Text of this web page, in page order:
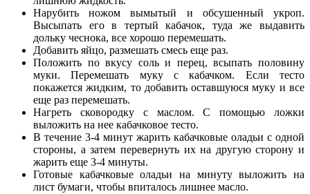
Нарубить ножом вымытый и обсушенный укроп.
Высыпать его в тертый кабачок, туда же выдавить
дольку чеснока, все хорошо перемешать.
Добавить яйцо, размешать смесь еще раз.
Положить по вкусу соль и перец, всыпать половину
муки. Перемешать муку с кабачком. Если тесто
покажется жидким, то добавить оставшуюся муку и все
еще раз перемешать.
Нагреть сковородку с маслом. С помощью ложки
выложить на нее кабачковое тесто.
В течение 3-4 минут жарить кабачковые оладьи с одной
стороны, а затем перевернуть их на другую сторону и
жарить еще 3-4 минуты.
Готовые кабачковые оладьи на минуту выложить на
лист бумаги, чтобы впиталось лишнее масло.